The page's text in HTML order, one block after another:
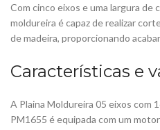
Com cinco eixos e uma largura de
moldureira é capaz de realizar
de madeira, proporcionando
Características e
A Plaina Moldureira 05 eixos com
PM1655 é equipada com um